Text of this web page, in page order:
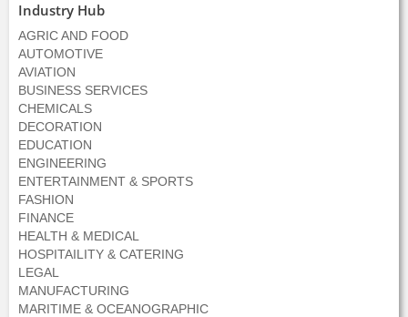
Industry Hub
AGRIC AND FOOD
AUTOMOTIVE
AVIATION
BUSINESS SERVICES
CHEMICALS
DECORATION
EDUCATION
ENGINEERING
ENTERTAINMENT & SPORTS
FASHION
FINANCE
HEALTH & MEDICAL
HOSPITAILITY & CATERING
LEGAL
MANUFACTURING
MARITIME & OCEANOGRAPHIC